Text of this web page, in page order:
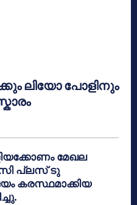
ലിയോ പോളിനും
മേഖല
പ്ലസ് ടു
കരസ്ഥമാക്കിയ